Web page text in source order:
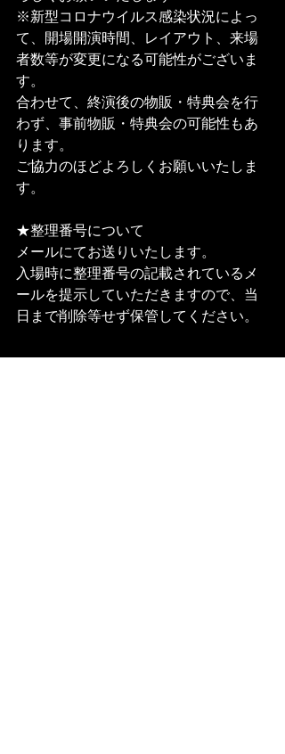
※新型コロナウイルス感染状況によっ
て、開場開演時間、レイアウト、来場
者数等が変更になる可能性がございま
す。
合わせて、終演後の物販・特典会を行
わず、事前物販・特典会の可能性もあ
ります。
ご協力のほどよろしくお願いいたしま
す。
★整理番号について
メールにてお送りいたします。
入場時に整理番号の記載されているメ
ールを提示していただきますので、当
日まで削除等せず保管してください。